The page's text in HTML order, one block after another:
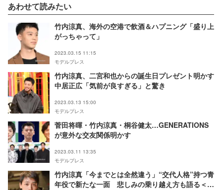
あわせて読みたい
竹内涼真、海外の空港で飲酒＆ハプニング「盛り上
がっちゃって」
2023.03.15 11:15
モデルプレス
竹内涼真、二宮和也からの誕生日プレゼント明かす
中居正広「気前が良すぎる」と驚き
2023.03.13 15:00
モデルプレス
菅田将暉・竹内涼真・桐谷健太…GENERATIONS
が意外な交友関係明かす
2023.03.11 13:35
モデルプレス
竹内涼真「今までとは全然違う」“交代人格”持つ青
年役で新たな一面 悲しみの乗り越え方も語る＜